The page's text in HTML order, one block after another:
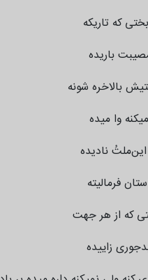
که تاریکه
باریده
بالاخره شونه
وا میده
نادیده
فرمالیته
که از هر جهت
زاییده